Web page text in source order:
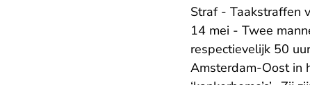
Straf - Taakstraffen
14 mei - Twee
respectievelijk 50
Amsterdam-Oost in